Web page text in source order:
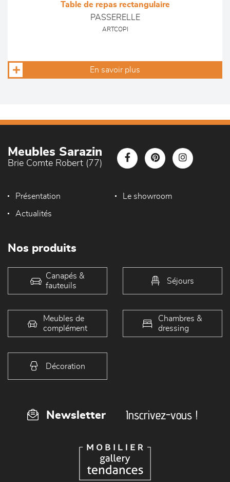
Table de repas rectangulaire
PASSERELLE
ARTCOPI
En savoir plus
Meubles Sarazin
Brie Comte Robert (77)
Présentation Le showroom
Actualités
Nos produits
Canapés &
fauteuils
Séjours
Meubles de
complément
Chambres &
dressing
Décoration
Newsletter Inscrivez-vous !